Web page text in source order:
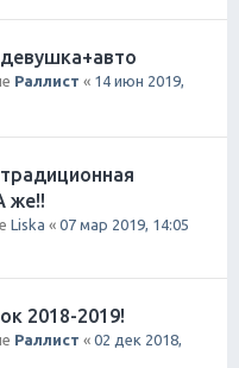
Раллист « 14 июн 2019,
же!!
Liska « 07 мар 2019, 14:05
2018-2019!
Раллист « 02 дек 2018,